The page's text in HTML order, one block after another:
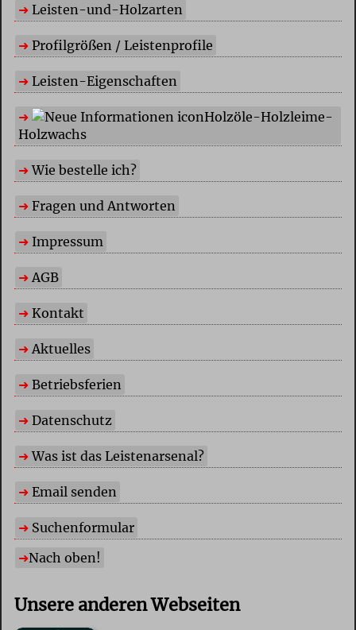
Leisten-und-Holzarten
Profilgrößen / Leistenprofile
Leisten-Eigenschaften
Holzöle-Holzleime-
Holzwachs
Wie bestelle ich?
Fragen und Antworten
Impressum
AGB
Kontakt
Aktuelles
Betriebsferien
Datenschutz
Was ist das Leistenarsenal?
Email senden
Suchenformular
Nach oben!
Unsere anderen Webseiten